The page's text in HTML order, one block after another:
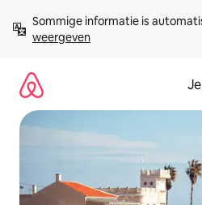
direct
naar
Sommige informatie is
weergeven